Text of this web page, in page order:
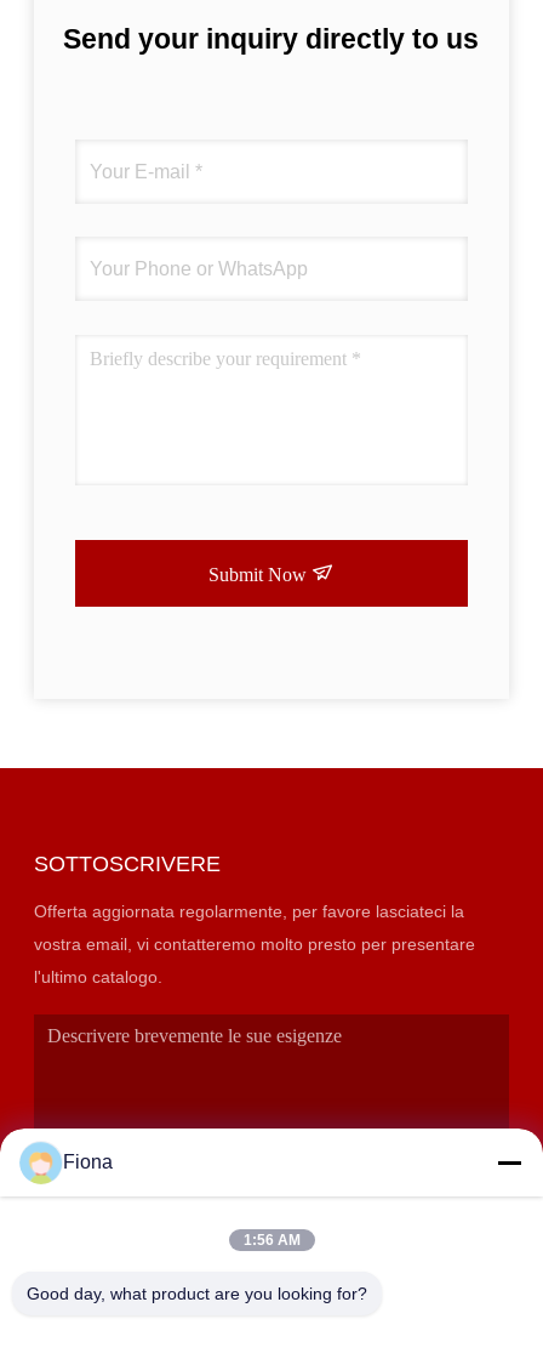
Send your inquiry directly to us
Submit Now
SOTTOSCRIVERE
Offerta aggiornata regolarmente, per favore lasciateci la
vostra email, vi contatteremo molto presto per presentare
l'ultimo catalogo.
Fiona
1:56 AM
Good day, what product are you looking for?